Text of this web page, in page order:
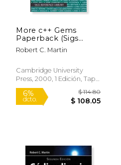
6%
dcto.
$ 25.86
$ 24.34
More c++ Gems
Paperback (Sigs
Reference Library)
(en Inglés)
Robert C. Martin
Cambridge University
Press, 2000, 1 Edición, Tapa
Blanda, Nuevo